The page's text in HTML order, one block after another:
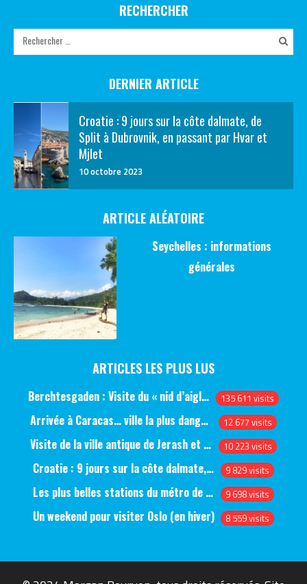
RECHERCHER
DERNIER ARTICLE
Croatie : 9 jours sur la côte dalmate, de
Split à Dubrovnik, en passant par Hvar et
Mjlet
10 octobre 2023
ARTICLE ALÉATOIRE
Seychelles : informations
générales
ARTICLES LES PLUS LUS
Berchtesgaden : Visite du « nid d’aigle » et des bunkers d’Hitler 135 611 visits
Arrivée à Caracas… ville la plus dangereuse du monde (jour 1) 12 677 visits
Visite de la ville antique de Jerash et du château d’Ajlun (jour 1) 10 223 visits
Croatie : 9 jours sur la côte dalmate, de Split à Dubrovnik, en passant par Hvar et Mjlet 9 829 visits
Les plus belles stations du métro de Saint-Pétersbourg 9 698 visits
Un weekend pour visiter Oslo (en hiver) 8 559 visits